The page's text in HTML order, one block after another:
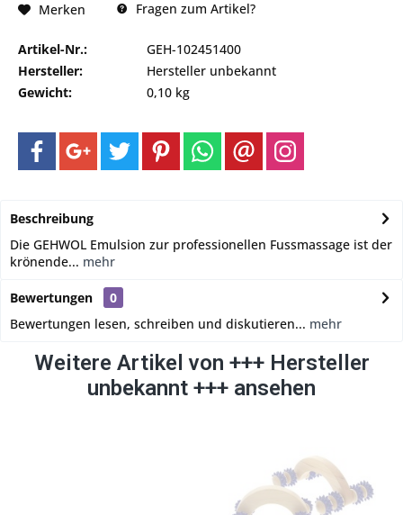
Merken Fragen zum Artikel?
Artikel-Nr.:
GEH-102451400
Hersteller:
Hersteller unbekannt
Gewicht:
0,10 kg
Beschreibung
Die GEHWOL Emulsion zur professionellen Fussmassage ist der
krönende... mehr
Bewertungen
0
Bewertungen lesen, schreiben und diskutieren... mehr
Weitere Artikel von +++ Hersteller
unbekannt +++ ansehen